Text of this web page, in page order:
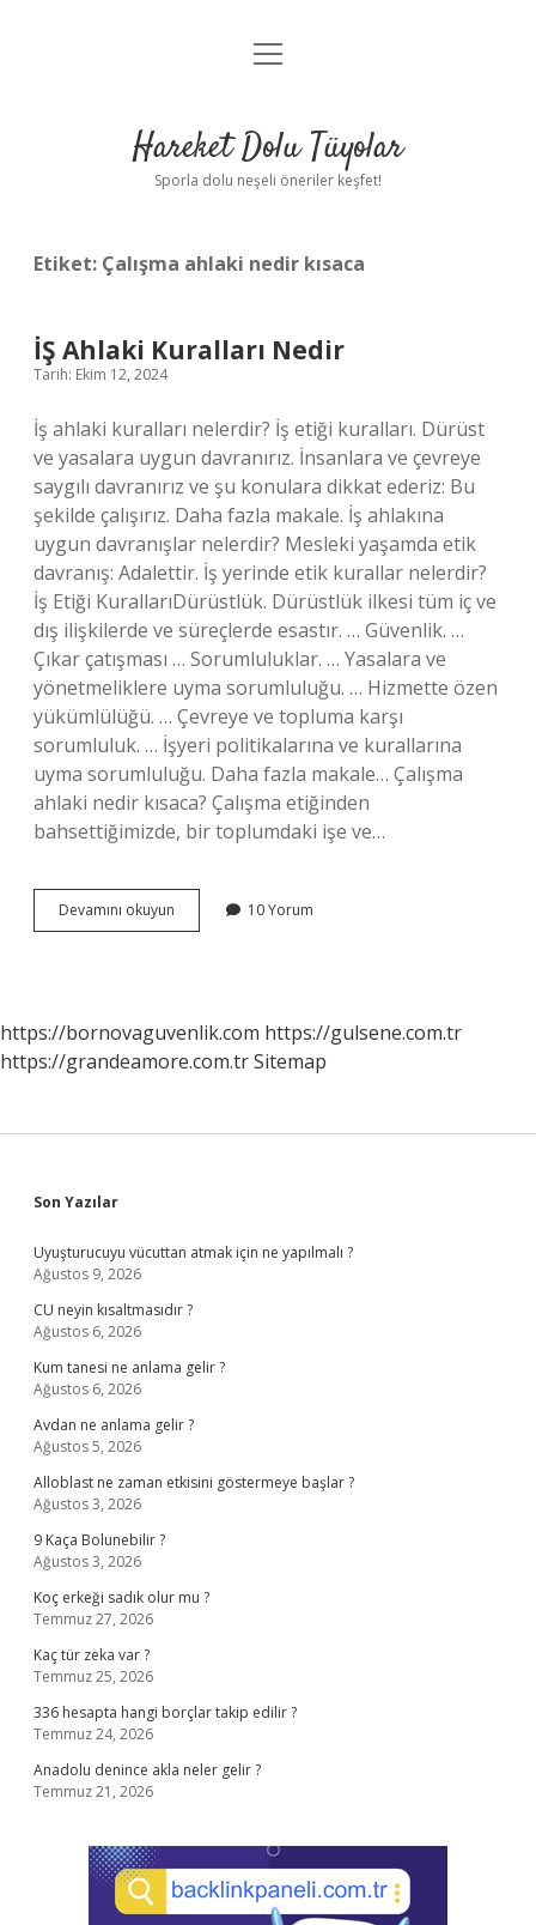
Anasayfa
Yasal Uyarı
menüyü
Hareket Dolu Tüyolar
Sporla dolu neşeli öneriler keşfet!
Etiket: Çalışma ahlaki nedir kısaca
İŞ Ahlaki Kuralları Nedir
Tarih: Ekim 12, 2024
İş ahlaki kuralları nelerdir? İş etiği kuralları. Dürüst
ve yasalara uygun davranırız. İnsanlara ve çevreye
saygılı davranırız ve şu konulara dikkat ederiz: Bu
şekilde çalışırız. Daha fazla makale. İş ahlakına
uygun davranışlar nelerdir? Mesleki yaşamda etik
davranış: Adalettir. İş yerinde etik kurallar nelerdir?
İş Etiği KurallarıDürüstlük. Dürüstlük ilkesi tüm iç ve
dış ilişkilerde ve süreçlerde esastır. … Güvenlik. …
Çıkar çatışması … Sorumluluklar. … Yasalara ve
yönetmeliklere uyma sorumluluğu. … Hizmette özen
yükümlülüğü. … Çevreye ve topluma karşı
sorumluluk. … İşyeri politikalarına ve kurallarına
uyma sorumluluğu. Daha fazla makale… Çalışma
ahlaki nedir kısaca? Çalışma etiğinden
bahsettiğimizde, bir toplumdaki işe ve…
Devamını okuyun
Ahlaki
10 Yorum
https://bornovaguvenlik.com https://gulsene.com.tr
https://grandeamore.com.trSitemap
Sidebar
Son Yazılar
Uyuşturucuyu vücuttan atmak için ne yapılmalı ?
Ağustos 9, 2026
CU neyin kısaltmasıdır ?
Ağustos 6, 2026
Kum tanesi ne anlama gelir ?
Ağustos 6, 2026
Avdan ne anlama gelir ?
Ağustos 5, 2026
Alloblast ne zaman etkisini göstermeye başlar ?
Ağustos 3, 2026
9 Kaça Bolunebilir ?
Ağustos 3, 2026
Koç erkeği sadık olur mu ?
Temmuz 27, 2026
Kaç tür zeka var ?
Temmuz 25, 2026
336 hesapta hangi borçlar takip edilir ?
Temmuz 24, 2026
Anadolu denince akla neler gelir ?
Temmuz 21, 2026